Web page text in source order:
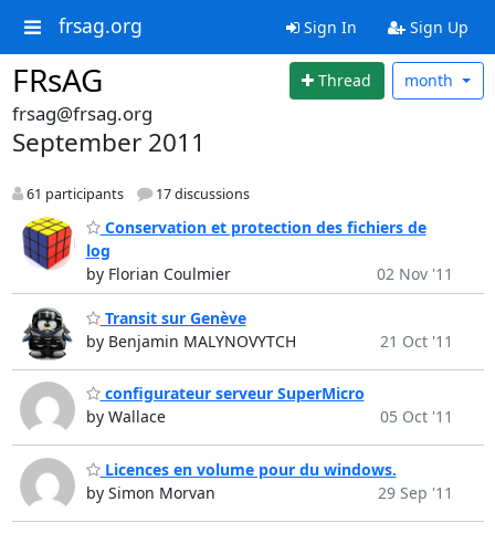
frsag.org Sign In Sign Up
FRsAG Thread month
frsag@frsag.org
September 2011
61 participants 17 discussions
Conservation et protection des fichiers de
log
by Florian Coulmier
02 Nov '11
Transit sur Genève
by Benjamin MALYNOVYTCH
21 Oct '11
configurateur serveur SuperMicro
by Wallace
05 Oct '11
Licences en volume pour du windows.
by Simon Morvan
29 Sep '11